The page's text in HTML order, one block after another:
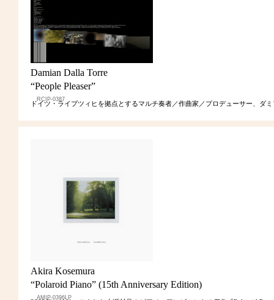
Damian Dalla Torre
“People Pleaser”
ドイツ・ライプツィヒを拠点とするマルチ奏者／作曲家／プロデューサー、ダ
RCIP-0387
Akira Kosemura
“Polaroid Piano” (15th Anniversary Edition)
AMIP-0396LP